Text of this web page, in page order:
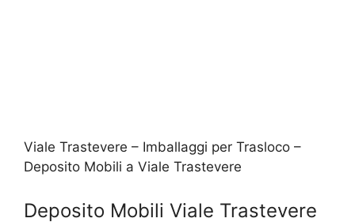
Viale Trastevere – Imballaggi per Trasloco –
Deposito Mobili a Viale Trastevere
Deposito Mobili Viale Trastevere